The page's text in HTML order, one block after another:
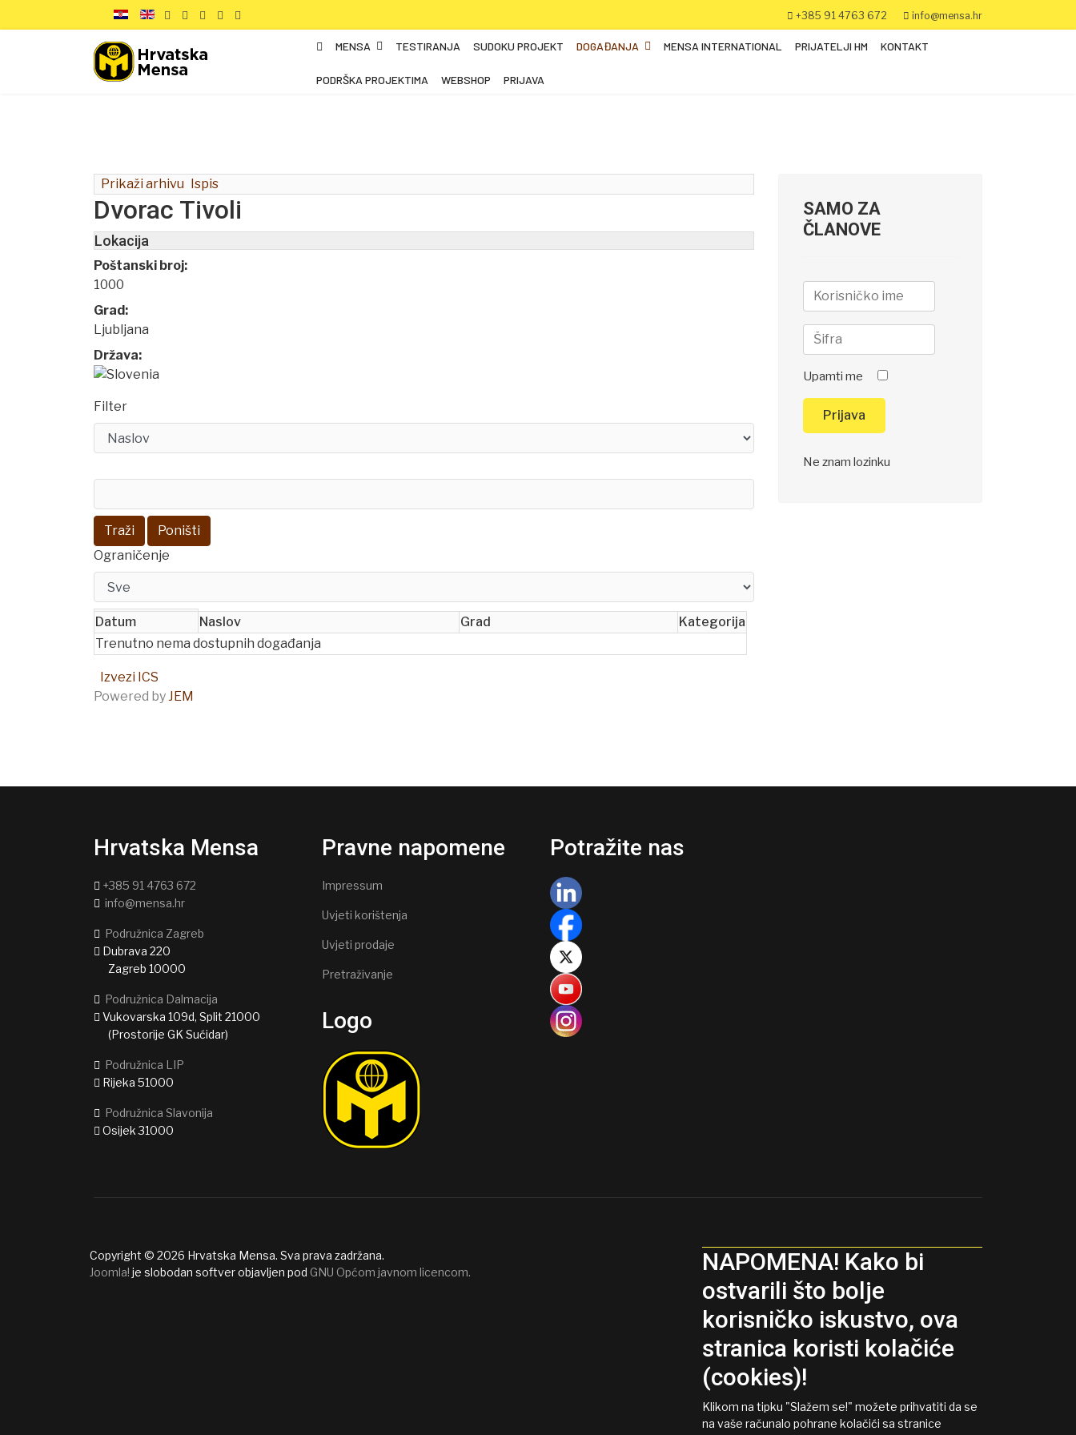
+385 91 4763 672 info@mensa.hr
MENSA TESTIRANJA SUDOKU PROJEKT DOGAĐANJA MENSA INTERNATIONAL PRIJATELJI HM KONTAKT
PODRŠKA PROJEKTIMA WEBSHOP PRIJAVA
Prikaži arhivu Ispis
Dvorac Tivoli
Lokacija
Poštanski broj:
1000
Grad:
Ljubljana
Država:
Filter
Traži
Poništi
Ograničenje
Datum Naslov Grad
Kategorija
Trenutno nema dostupnih događanja
Izvezi ICS
Powered byJEM
SAMO ZA
ČLANOVE
Upamti me
Prijava
Ne znam lozinku
Hrvatska Mensa
+385 91 4763 672
info@mensa.hr
Podružnica Zagreb
Dubrava 220
Zagreb 10000
Podružnica Dalmacija
Vukovarska 109d, Split 21000
(Prostorije GK Sućidar)
Podružnica LIP
Rijeka 51000
Podružnica Slavonija
Osijek 31000
Pravne napomene
Impressum
Uvjeti korištenja
Uvjeti prodaje
Pretraživanje
Logo
Potražite nas
Copyright © 2026 Hrvatska Mensa. Sva prava zadržana.
Joomla! je slobodan softver objavljen pod GNU Općom javnom licencom.
NAPOMENA! Kako bi
ostvarili što bolje
korisničko iskustvo, ova
stranica koristi kolačiće
(cookies)!
Klikom na tipku "Slažem se!" možete prihvatiti da se
na vaše računalo pohrane kolačići sa stranice